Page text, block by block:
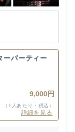
パーティー
9,000円
（1人あたり・税込）
詳細を見る